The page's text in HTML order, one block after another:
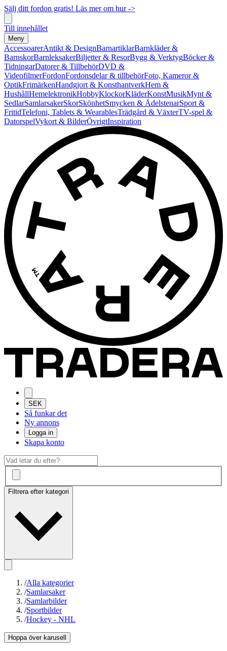
Sälj ditt fordon gratis! Läs mer om hur ->
Till innehållet
Meny
AccessoarerAntikt & DesignBarnartiklarBarnkläder &
BarnskorBarnleksakerBiljetter & ResorBygg & VerktygBöcker &
TidningarDatorer & TillbehörDVD &
VideofilmerFordonFordonsdelar & tillbehörFoto, Kameror &
OptikFrimärkenHandgjort & KonsthantverkHem &
HushållHemelektronikHobbyKlockorKläderKonstMusikMynt &
SedlarSamlarsakerSkorSkönhetSmycken & ÄdelstenarSport &
FritidTelefoni, Tablets & WearablesTrädgård & VäxterTV-spel &
DatorspelVykort & BilderÖvrigtInspiration
SEK
Så funkar det
Ny annons
Logga in
Skapa konto
Filtrera efter kategori
/Alla kategorier
/Samlarsaker
/Samlarbilder
/Sportbilder
/Hockey - NHL
Hoppa över karusell